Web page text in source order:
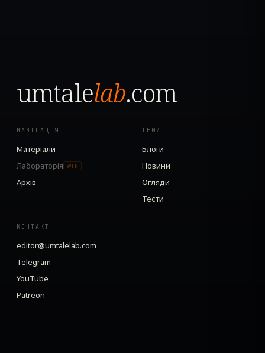
umtalelab.com
НАВІГАЦІЯ
Матеріали
Лабораторія
WIP
Архів
ТЕМИ
Блоги
Новини
Огляди
Тести
КОНТАКТ
editor@umtalelab.com
Telegram
YouTube
Patreon